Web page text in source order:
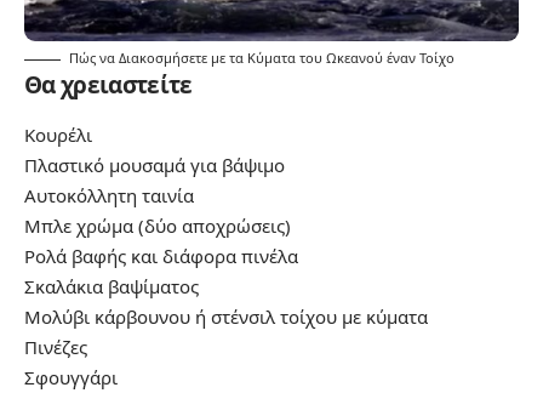
Πώς να Διακοσμήσετε με τα Κύματα του Ωκεανού έναν Τοίχο
Θα χρειαστείτε
Κουρέλι
Πλαστικό μουσαμά για βάψιμο
Αυτοκόλλητη ταινία
Μπλε χρώμα (δύο αποχρώσεις)
Ρολά βαφής και διάφορα πινέλα
Σκαλάκια βαψίματος
Μολύβι κάρβουνου ή στένσιλ τοίχου με κύματα
Πινέζες
Σφουγγάρι